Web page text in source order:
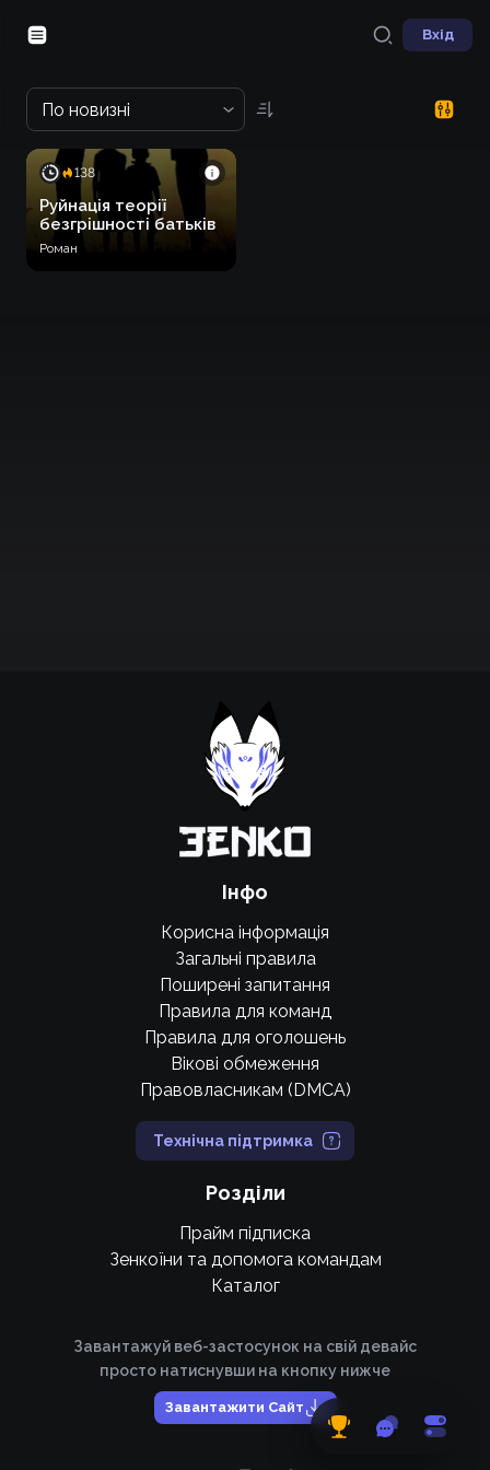
Вхід
По новизні
138
Руйнація теорії
безгрішності батьків
Роман
крутих нововведень
Підтримати проєкт
Інфо
Корисна інформація
Загальні правила
Поширені запитання
Правила для команд
Правила для оголошень
Вікові обмеження
Правовласникам (DMCA)
Технічна підтримка
Розділи
Прайм підписка
Зенкоїни та допомога командам
Каталог
Завантажуй веб-застосунок на свій девайс
просто натиснувши на кнопку нижче
Завантажити Сайт